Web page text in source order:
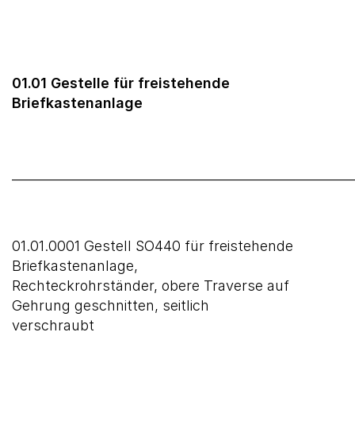
01.01 Gestelle für freistehende
Briefkastenanlage
01.01.0001 Gestell SO440 für freistehende
Briefkastenanlage,
Rechteckrohrständer, obere Traverse auf
Gehrung geschnitten, seitlich
verschraubt